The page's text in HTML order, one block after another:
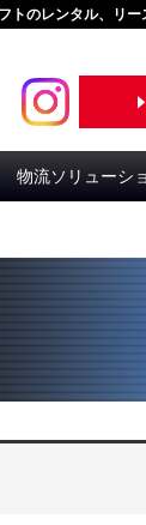
トのレンタル、リ
物流ソリューシ